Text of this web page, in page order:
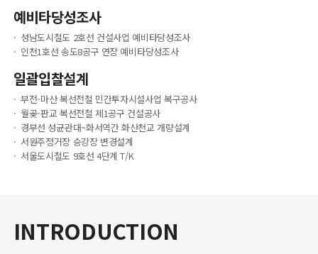
예비타당성조사
성남도시철도 2호선 건설사업 예비타당성조사
인천1호선 송도8공구 연장 예비타당성조사
일괄입찰설계
부전-마산 복선전철 민간투자시설사업 복구공사
월곶-판교 복선전철 제1공구 건설공사
경부선 성균관대~화서역간 화산천교 개량설계
서원주정거장 승강장 변경설계
서울도시철도 9호선 4단계 T/K
INTRODUCTION